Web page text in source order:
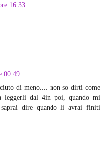
16:33
00:49
di meno.... non so dirti come
leggerli dal 4in poi, quando mi
dire quando li avrai finiti